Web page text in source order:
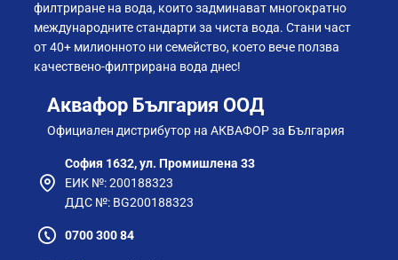
филтриране на вода, които задминават многократно
международните стандарти за чиста вода. Стани част
от 40+ милионното ни семейство, което вече ползва
качествено-филтрирана вода днес!
Аквафор България ООД
Официален дистрибутор на АКВАФОР за България
София 1632, ул. Промишлена 33
ЕИК №: 200188323
ДДС №: BG200188323
0700 300 84